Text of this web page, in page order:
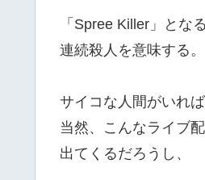
「Spree Killer」とな
連続殺人を意味する。
サイコな人間がいれば
当然、こんなライブ
出てくるだろうし、